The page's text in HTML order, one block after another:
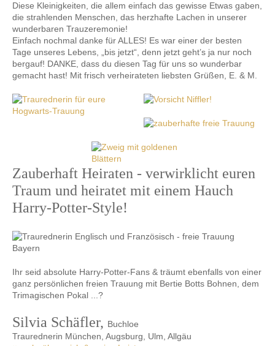
Diese Kleinigkeiten, die allem einfach das gewisse Etwas gaben,
die strahlenden Menschen, das herzhafte Lachen in unserer
wunderbaren Trauzeremonie!
Einfach nochmal danke für ALLES! Es war einer der besten
Tage unseres Lebens, „bis jetzt“, denn jetzt geht’s ja nur noch
bergauf! DANKE, dass du diesen Tag für uns so wunderbar
gemacht hast! Mit frisch verheirateten liebsten Grüßen, E. & M.
Zauberhaft Heiraten - verwirklicht euren
Traum und heiratet mit einem Hauch
Harry-Potter-Style!
Ihr seid absolute Harry-Potter-Fans & träumt ebenfalls von einer
ganz persönlichen freien Trauung mit Bertie Botts Bohnen, dem
Trimagischen Pokal ...?
Silvia Schäfler, Buchloe
Traurednerin München, Augsburg, Ulm, Allgäu